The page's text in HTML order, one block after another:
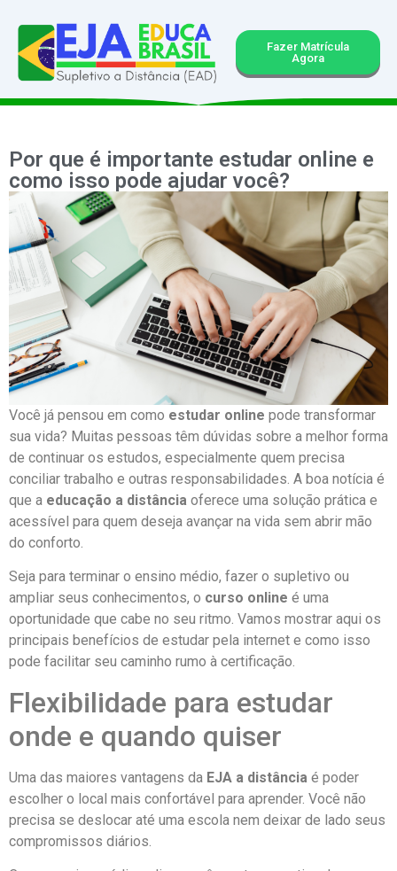
Fazer Matrícula
Agora
Por que é importante estudar online e
como isso pode ajudar você?
Você já pensou em como estudar online pode transformar
sua vida? Muitas pessoas têm dúvidas sobre a melhor forma
de continuar os estudos, especialmente quem precisa
conciliar trabalho e outras responsabilidades. A boa notícia é
que a educação a distância oferece uma solução prática e
acessível para quem deseja avançar na vida sem abrir mão
do conforto.
Seja para terminar o ensino médio, fazer o supletivo ou
ampliar seus conhecimentos, o curso online é uma
oportunidade que cabe no seu ritmo. Vamos mostrar aqui os
principais benefícios de estudar pela internet e como isso
pode facilitar seu caminho rumo à certificação.
Flexibilidade para estudar
onde e quando quiser
Uma das maiores vantagens da EJA a distância é poder
escolher o local mais confortável para aprender. Você não
precisa se deslocar até uma escola nem deixar de lado seus
compromissos diários.